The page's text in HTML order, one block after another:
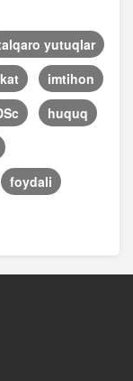
yutuqlar
imtihon
huquq
foydali